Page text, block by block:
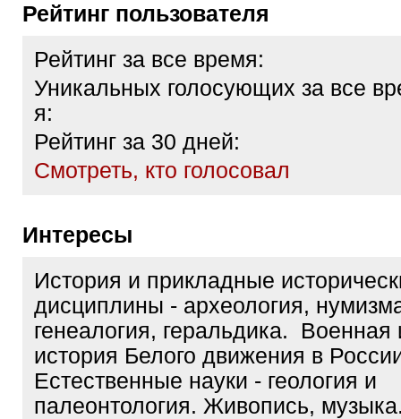
Рейтинг пользователя
Рейтинг за все время:
Уникальных голосующих за все
я:
Рейтинг за 30 дней:
Cмотреть, кто голосовал
Интересы
История и прикладные
дисциплины - археология,
генеалогия, геральдика. Военная
история Белого движения в
Естественные науки - геология и
палеонтология. Живопись,